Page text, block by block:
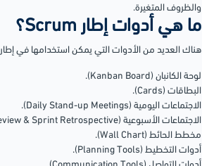
والظروف المتغيرة.
ما هي أدوات إطار Scrum؟
هناك العديد من الأدوات التي يمكن استخدامها في إطار Scrum لتسهيل وتحسين عملية التخطيط والتعاون وتتبع التقدم، ومنها:
لوحة الكانبان (Kanban Board).
البطاقات (Cards).
الاجتماعات اليومية (Daily Stand-up Meetings).
الاجتماعات الأسبوعية (Sprint Review & Sprint Retrospective).
مخطط الحائط (Wall Chart).
أدوات التخطيط (Planning Tools).